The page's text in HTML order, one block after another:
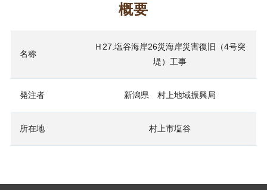
概要
名称
Ｈ27.塩谷海岸26災海岸災害復旧（4号突
堤）工事
発注者 新潟県 村上地域振興局
所在地 村上市塩谷